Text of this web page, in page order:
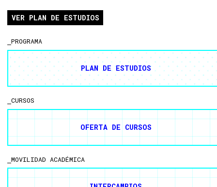
PROGRAMA
PLAN DE ESTUDIOS
CURSOS
OFERTA DE CURSOS
MOVILIDAD ACADÉMICA
VER PLAN DE ESTUDIOS